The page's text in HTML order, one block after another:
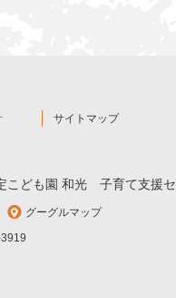
サイトマップ
こども園 和光 子育て支援
グーグルマップ